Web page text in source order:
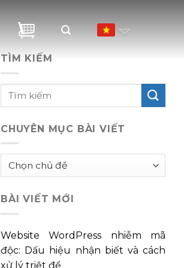
TÌM KIẾM
CHUYÊN MỤC BÀI VIẾT
Chuyên
viết
BÀI VIẾT MỚI
Website WordPress nhiễm mã
độc: Dấu hiệu nhận biết và cách
xử lý triệt để